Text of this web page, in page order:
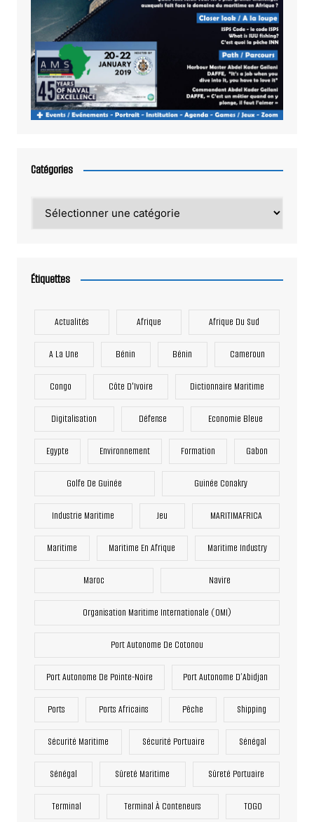
Catégories
Étiquettes
Actualités Afrique Afrique Du Sud
A La Une Bénin Bénin Cameroun
Congo Côte D'Ivoire Dictionnaire Maritime
Digitalisation Défense Economie Bleue
Egypte Environnement Formation Gabon
Golfe De Guinée Guinée Conakry
Industrie Maritime Jeu MARITIMAFRICA
Maritime Maritime En Afrique Maritime Industry
Maroc Navire
Organisation Maritime Internationale (OMI)
Port Autonome De Cotonou
Port Autonome De Pointe-Noire Port Autonome D’Abidjan
Ports Ports Africains Pêche Shipping
Sécurité Maritime Sécurité Portuaire Sénégal
Sénégal Sûreté Maritime Sûreté Portuaire
Terminal Terminal À Conteneurs TOGO